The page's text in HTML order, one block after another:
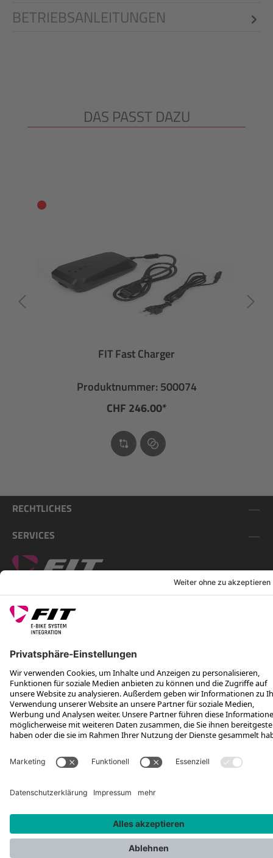
BETRIEBSANLEITUNGEN
Produktgalerie überspringen
DAS PASST DAZU
FIT Fast Charger
Produktnummer: 500074
CHF 246.00*
RECHTLICHES
SERVICES
*Unverbindliche Preisempfehlung inkl. MwSt. zzgl. Versandkosten und
VEG
Rotax Bike Technology AG © 2025